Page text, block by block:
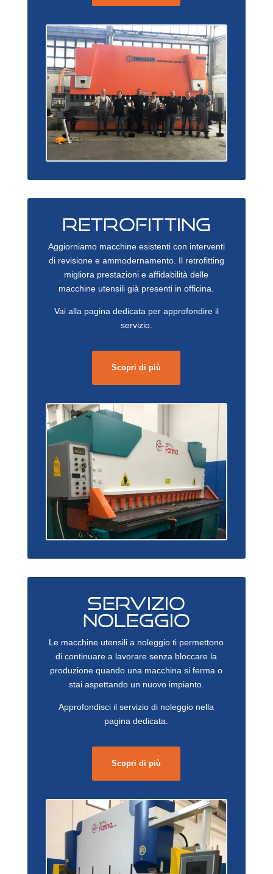
RETROFITTING
Aggiorniamo macchine esistenti con interventi
di revisione e ammodernamento. Il retrofitting
migliora prestazioni e affidabilità delle
macchine utensili già presenti in officina.
Vai alla pagina dedicata per approfondire il
servizio.
Scopri di più
SERVIZIO
NOLEGGIO
Le macchine utensili a noleggio ti permettono
di continuare a lavorare senza bloccare la
produzione quando una macchina si ferma o
stai aspettando un nuovo impianto.
Approfondisci il servizio di noleggio nella
pagina dedicata.
Scopri di più